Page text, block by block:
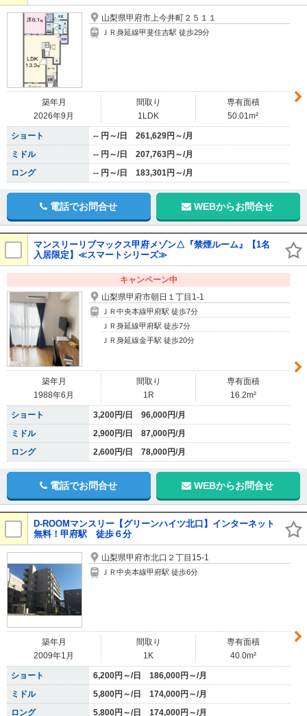
山梨県甲府市上今井町２５１１
ＪＲ身延線甲斐住吉駅 徒歩29分
築年月
2026年9月
間取り
1LDK
専有面積
50.01m²
ショート
-- 円～/日 261,629円～/月
ミドル
-- 円～/日 207,763円～/月
ロング
-- 円～/日 183,301円～/月
電話でお問合せ WEBからお問合せ
マンスリーリブマックス甲府メゾン△『禁煙ルーム』【1名
入居限定】≪スマートシリーズ≫
キャンペーン中
山梨県甲府市朝日１丁目1-1
ＪＲ中央本線甲府駅 徒歩7分
ＪＲ身延線甲府駅 徒歩7分
ＪＲ身延線金手駅 徒歩20分
築年月
1988年6月
間取り
1R
専有面積
16.2m²
ショート
3,200円/日 96,000円/月
ミドル
2,900円/日 87,000円/月
ロング
2,600円/日 78,000円/月
電話でお問合せ WEBからお問合せ
D-ROOMマンスリー【グリーンハイツ北口】インターネット
無料！甲府駅 徒歩６分
山梨県甲府市北口２丁目15-1
ＪＲ中央本線甲府駅 徒歩6分
築年月
2009年1月
間取り
1K
専有面積
40.0m²
ショート
6,200円～/日 186,000円～/月
ミドル
5,800円～/日 174,000円～/月
ロング
5,800円～/日 174,000円～/月